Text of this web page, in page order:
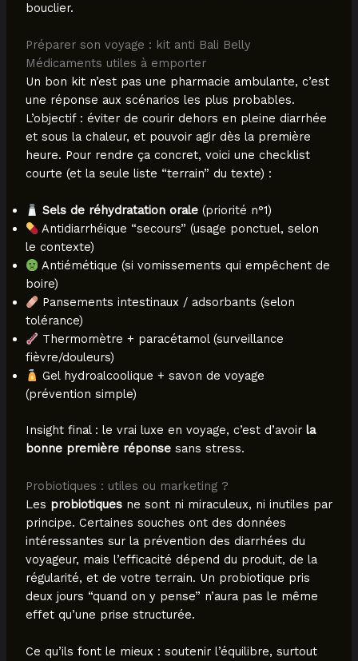
bouclier.
Préparer son voyage : kit anti Bali Belly
Médicaments utiles à emporter
Un bon kit n’est pas une pharmacie ambulante, c’est
une réponse aux scénarios les plus probables.
L’objectif : éviter de courir dehors en pleine diarrhée
et sous la chaleur, et pouvoir agir dès la première
heure. Pour rendre ça concret, voici une checklist
courte (et la seule liste “terrain” du texte) :
Sels de réhydratation orale (priorité n°1)
Antidiarrhéique “secours” (usage ponctuel, selon
le contexte)
Antiémétique (si vomissements qui empêchent de
boire)
Pansements intestinaux / adsorbants (selon
tolérance)
Thermomètre + paracétamol (surveillance
fièvre/douleurs)
Gel hydroalcoolique + savon de voyage
(prévention simple)
Insight final : le vrai luxe en voyage, c’est d’avoir la
bonne première réponsesans stress.
Probiotiques : utiles ou marketing ?
Les probiotiquesne sont ni miraculeux, ni inutiles par
principe. Certaines souches ont des données
intéressantes sur la prévention des diarrhées du
voyageur, mais l’efficacité dépend du produit, de la
régularité, et de votre terrain. Un probiotique pris
deux jours “quand on y pense” n’aura pas le même
effet qu’une prise structurée.
Ce qu’ils font le mieux : soutenir l’équilibre, surtout